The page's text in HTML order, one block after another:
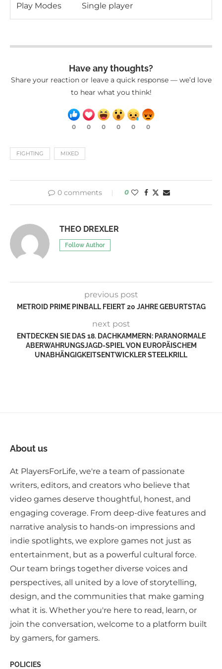
Play Modes Single player
Have any thoughts?
Share your reaction or leave a quick response — we’d love
to hear what you think!
0 0 0 0 0 0
FIGHTING MIXED
0 comments 0
THEO DREXLER
Follow Author
previous post
METROID PRIME PINBALL FEIERT 20 JAHRE GEBURTSTAG
next post
ENTDECKEN SIE DAS 18. DACHKAMMERN: PARANORMALE
ABERWAHRUNGSJAGD-SPIEL VON EUROPÄISCHEM
UNABHÄNGIGKEITSENTWICKLER STEELKRILL
About us
At PlayersForLife, we're a team of passionate
writers, editors, and creators who believe that
video games deserve thoughtful, honest, and
engaging coverage. From deep-dive features and
narrative analysis to hands-on impressions and
indie spotlights, we explore games not just as
entertainment, but as a powerful cultural force.
Our team brings together diverse voices and
perspectives, all united by a love of storytelling,
design, and the communities that make gaming
what it is. Whether you're here to read, learn, or
join the conversation, welcome to a platform built
by gamers, for gamers.
POLICIES